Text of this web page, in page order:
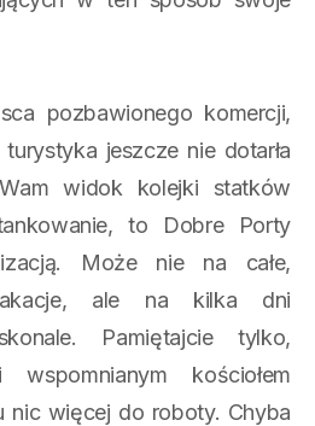
pozbawionego komercji,
jeszcze nie dotarła
widok kolejki statków
to Dobre Porty
Może nie na całe,
ale na kilka dni
Pamiętajcie tylko,
kościołem
nic więcej do roboty. Chyba